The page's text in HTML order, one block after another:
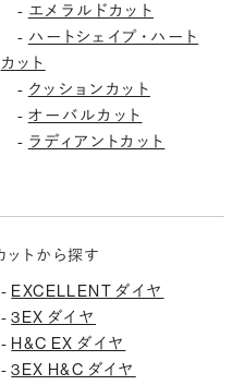
- エメラルドカット
- ハートシェイプ・ハート
カット
- クッションカット
- オーバルカット
- ラディアントカット
ットから探す
- EXCELLENT ダイヤ
-3EX ダイヤ
- H&C EX ダイヤ
-3EX H&C ダイヤ